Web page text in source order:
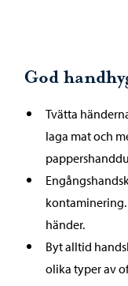
God
Tvätta
laga mat och
kontaminering.
händer.
Byt alltid
olika typer av